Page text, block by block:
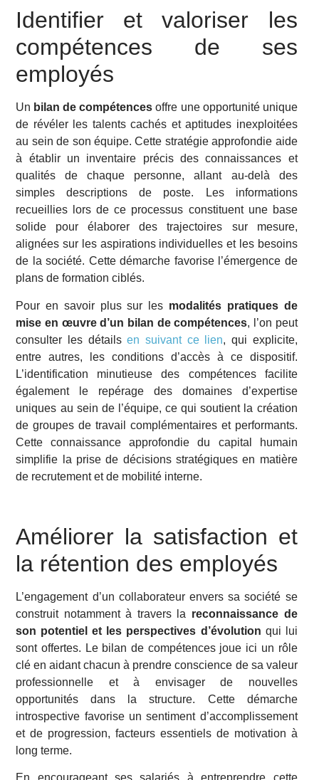
Identifier et valoriser les
compétences de ses
employés
Un bilan de compétences offre une opportunité unique
de révéler les talents cachés et aptitudes inexploitées
au sein de son équipe. Cette stratégie approfondie aide
à établir un inventaire précis des connaissances et
qualités de chaque personne, allant au-delà des
simples descriptions de poste. Les informations
recueillies lors de ce processus constituent une base
solide pour élaborer des trajectoires sur mesure,
alignées sur les aspirations individuelles et les besoins
de la société. Cette démarche favorise l’émergence de
plans de formation ciblés.
Pour en savoir plus sur les modalités pratiques de
mise en œuvre d’un bilan de compétences, l’on peut
consulter les détailsen suivant ce lien, qui explicite,
entre autres, les conditions d’accès à ce dispositif.
L’identification minutieuse des compétences facilite
également le repérage des domaines d’expertise
uniques au sein de l’équipe, ce qui soutient la création
de groupes de travail complémentaires et performants.
Cette connaissance approfondie du capital humain
simplifie la prise de décisions stratégiques en matière
de recrutement et de mobilité interne.
Améliorer la satisfaction et
la rétention des employés
L’engagement d’un collaborateur envers sa société se
construit notamment à travers la reconnaissance de
son potentiel et les perspectives d’évolution qui lui
sont offertes. Le bilan de compétences joue ici un rôle
clé en aidant chacun à prendre conscience de sa valeur
professionnelle et à envisager de nouvelles
opportunités dans la structure. Cette démarche
introspective favorise un sentiment d’accomplissement
et de progression, facteurs essentiels de motivation à
long terme.
En encourageant ses salariés à entreprendre cette